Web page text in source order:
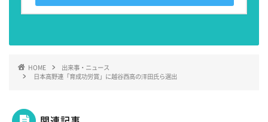
HOME
出来事・ニュース
日本高野連「育成功労賞」に越谷西高の澤田氏ら選出